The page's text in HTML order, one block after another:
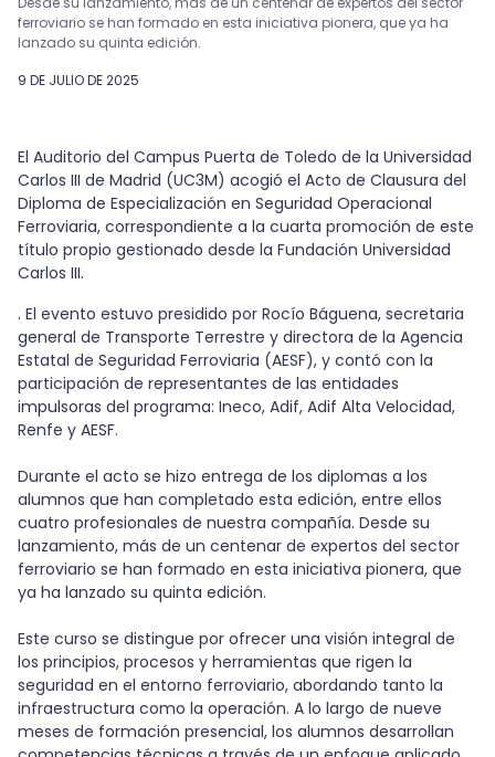
ferroviario se han formado en esta iniciativa pionera, que ya ha
lanzado su quinta edición.
9 DE JULIO DE 2025
El Auditorio del Campus Puerta de Toledo de la Universidad
Carlos III de Madrid (UC3M) acogió el Acto de Clausura del
Diploma de Especialización en Seguridad Operacional
Ferroviaria, correspondiente a la cuarta promoción de este
título propio gestionado desde la Fundación Universidad
Carlos III.
. El evento estuvo presidido por Rocío Báguena, secretaria
general de Transporte Terrestre y directora de la Agencia
Estatal de Seguridad Ferroviaria (AESF), y contó con la
participación de representantes de las entidades
impulsoras del programa: Ineco, Adif, Adif Alta Velocidad,
Renfe y AESF.
Durante el acto se hizo entrega de los diplomas a los
alumnos que han completado esta edición, entre ellos
cuatro profesionales de nuestra compañía. Desde su
lanzamiento, más de un centenar de expertos del sector
ferroviario se han formado en esta iniciativa pionera, que
ya ha lanzado su quinta edición.
Este curso se distingue por ofrecer una visión integral de
los principios, procesos y herramientas que rigen la
seguridad en el entorno ferroviario, abordando tanto la
infraestructura como la operación. A lo largo de nueve
meses de formación presencial, los alumnos desarrollan